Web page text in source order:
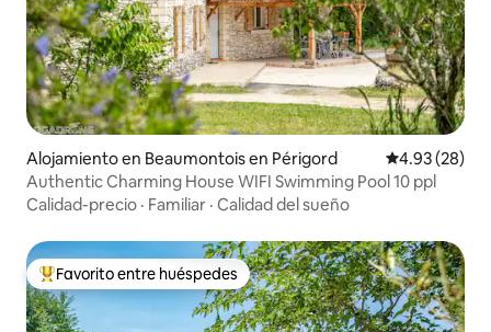
Alojamiento en Beaumontois en Périgord Calificación
4.93 (28)
Authentic Charming House WIFI Swimming Pool 10 ppl
Calidad-precio · Familiar · Calidad del sueño
Favorito entre huéspedes preferido
Favorito entre huéspedes